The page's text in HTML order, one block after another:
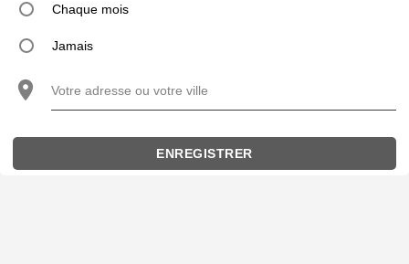
Chaque mois
Jamais
Votre adresse ou votre ville